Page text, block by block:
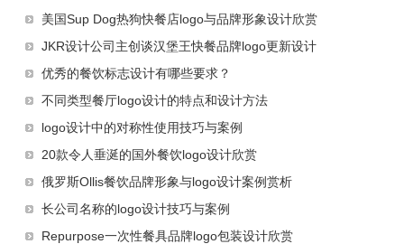
美国Sup Dog热狗快餐店logo与品牌形象设计欣赏
JKR设计公司主创谈汉堡王快餐品牌logo更新设计
优秀的餐饮标志设计有哪些要求？
不同类型餐厅logo设计的特点和设计方法
logo设计中的对称性使用技巧与案例
20款令人垂涎的国外餐饮logo设计欣赏
俄罗斯Ollis餐饮品牌形象与logo设计案例赏析
长公司名称的logo设计技巧与案例
Repurpose一次性餐具品牌logo包装设计欣赏